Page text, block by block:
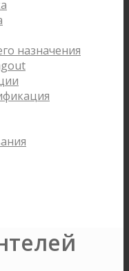
назначения